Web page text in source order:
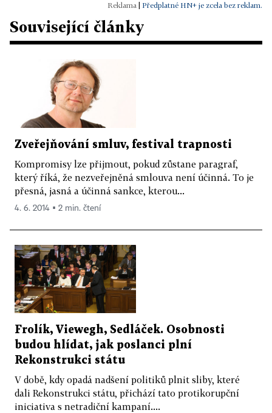
Předplatné HN+ je zcela bez reklam.
Související články
Zveřejňování smluv, festival trapnosti
Kompromisy lze přijmout, pokud zůstane paragraf,
který říká, že nezveřejněná smlouva není účinná. To je
přesná, jasná a účinná sankce, kterou...
4. 6. 2014 ▪ 2 min. čtení
Frolík, Viewegh, Sedláček. Osobnosti
budou hlídat, jak poslanci plní
Rekonstrukci státu
V době, kdy opadá nadšení politiků plnit sliby, které
dali Rekonstrukci státu, přichází tato protikorupční
iniciativa s netradiční kampaní....